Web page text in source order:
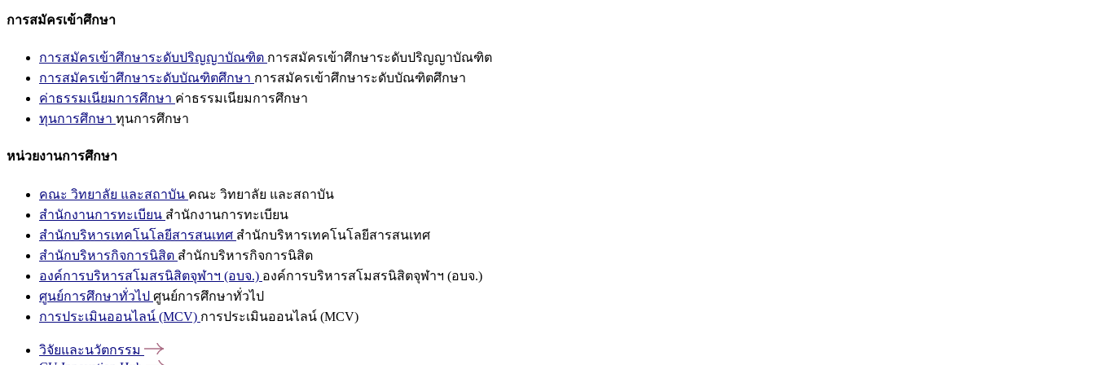
การสมัครเข้าศึกษา
การสมัครเข้าศึกษาระดับปริญญาบัณฑิต การสมัครเข้าศึกษาระดับปริญญาบัณฑิต
การสมัครเข้าศึกษาระดับบัณฑิตศึกษา การสมัครเข้าศึกษาระดับบัณฑิตศึกษา
ค่าธรรมเนียมการศึกษา ค่าธรรมเนียมการศึกษา
ทุนการศึกษา ทุนการศึกษา
หน่วยงานการศึกษา
คณะ วิทยาลัย และสถาบัน คณะ วิทยาลัย และสถาบัน
สำนักงานการทะเบียน สำนักงานการทะเบียน
สำนักบริหารเทคโนโลยีสารสนเทศ สำนักบริหารเทคโนโลยีสารสนเทศ
สำนักบริหารกิจการนิสิต สำนักบริหารกิจการนิสิต
องค์การบริหารสโมสรนิสิตจุฬาฯ (อบจ.) องค์การบริหารสโมสรนิสิตจุฬาฯ (อบจ.)
ศูนย์การศึกษาทั่วไป ศูนย์การศึกษาทั่วไป
การประเมินออนไลน์ (MCV) การประเมินออนไลน์ (MCV)
วิจัยและนวัตกรรม